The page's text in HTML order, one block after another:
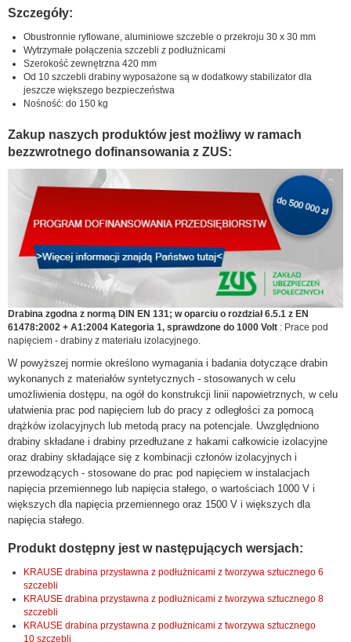
Szczegóły:
Obustronnie ryflowane, aluminiowe szczeble o przekroju 30 x 30 mm
Wytrzymałe połączenia szczebli z podłużnicami
Szerokość zewnętrzna 420 mm
Od 10 szczebli drabiny wyposażone są w dodatkowy stabilizator dla
jeszcze większego bezpieczeństwa
Nośność: do 150 kg
Zakup naszych produktów jest możliwy w ramach
bezzwrotnego dofinansowania z ZUS:
Drabina zgodna z normą DIN EN 131; w oparciu o rozdział 6.5.1 z EN
61478:2002 + A1:2004 Kategoria 1, sprawdzone do 1000 Volt : Prace pod
napięciem - drabiny z materiału izolacyjnego.
W powyższej normie określono wymagania i badania dotyczące drabin
wykonanych z materiałów syntetycznych - stosowanych w celu
umożliwienia dostępu, na ogół do konstrukcji linii napowietrznych, w celu
ułatwienia prac pod napięciem lub do pracy z odległości za pomocą
drążków izolacyjnych lub metodą pracy na potencjale. Uwzględniono
drabiny składane i drabiny przedłużane z hakami całkowicie izolacyjne
oraz drabiny składające się z kombinacji członów izolacyjnych i
przewodzących - stosowane do prac pod napięciem w instalacjach
napięcia przemiennego lub napięcia stałego, o wartościach 1000 V i
większych dla napięcia przemiennego oraz 1500 V i większych dla
napięcia stałego.
Produkt dostępny jest w następujących wersjach:
KRAUSE drabina przystawna z podłużnicami z tworzywa sztucznego 6
szczebli
KRAUSE drabina przystawna z podłużnicami z tworzywa sztucznego 8
szczebli
KRAUSE drabina przystawna z podłużnicami z tworzywa sztucznego
10 szczebli